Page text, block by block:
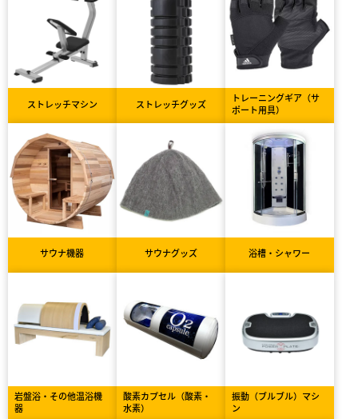
ストレッチマシン ストレッチグッズ
トレーニングギア（サ
ポート用具）
サウナ機器 サウナグッズ 浴槽・シャワー
岩盤浴・その他温浴機
器
酸素カプセル（酸素・
水素）
振動（ブルブル）マシ
ン